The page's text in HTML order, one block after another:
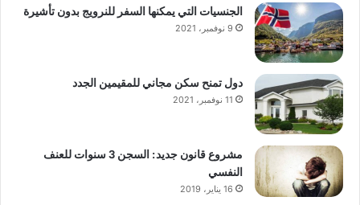
الجنسيات التي يمكنها السفر للنرويج بدون تأشيرة
9 نوفمبر، 2021
دول تمنح سكن مجاني للمقيمين الجدد
11 نوفمبر، 2021
مشروع قانون جديد: السجن 3 سنوات للعنف
النفسي
16 يناير، 2019